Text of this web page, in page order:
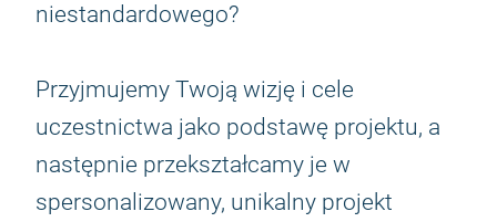
niestandardowego?
Przyjmujemy Twoją wizję i cele
uczestnictwa jako podstawę projektu, a
następnie przekształcamy je w
spersonalizowany, unikalny projekt